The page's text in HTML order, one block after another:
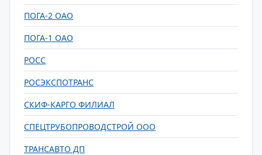
ПОГА-2 ОАО
ПОГА-1 ОАО
РОСС
РОСЭКСПОТРАНС
СКИФ-КАРГО ФИЛИАЛ
СПЕЦТРУБОПРОВОДСТРОЙ ООО
ТРАНСАВТО ДП